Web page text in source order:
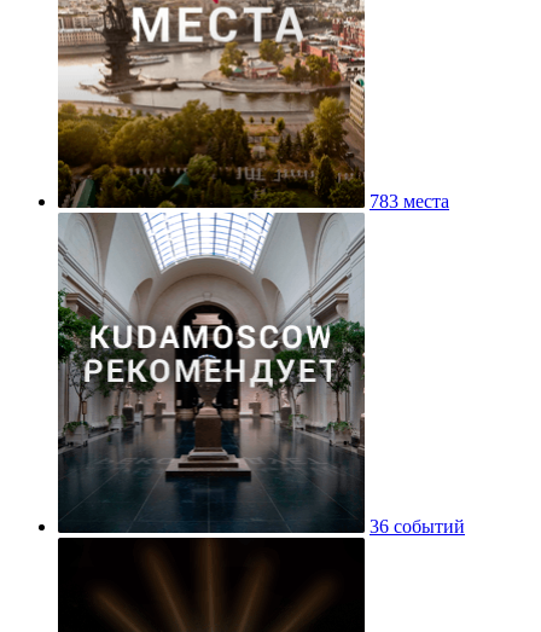
783 места
36 событий